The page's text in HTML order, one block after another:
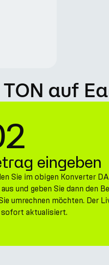
auf
eingeben
Sie im obigen Konverter
aus und geben Sie dann den
umrechnen möchten. Der
sofort aktualisiert.